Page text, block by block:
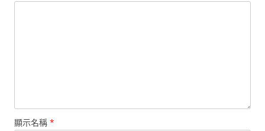
顯示名稱 *